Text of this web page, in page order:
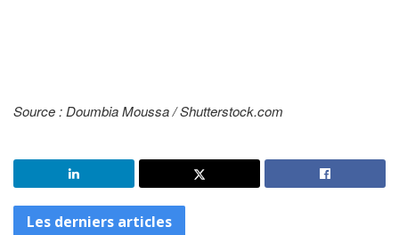
Source : Doumbia Moussa / Shutterstock.com
Les derniers articles